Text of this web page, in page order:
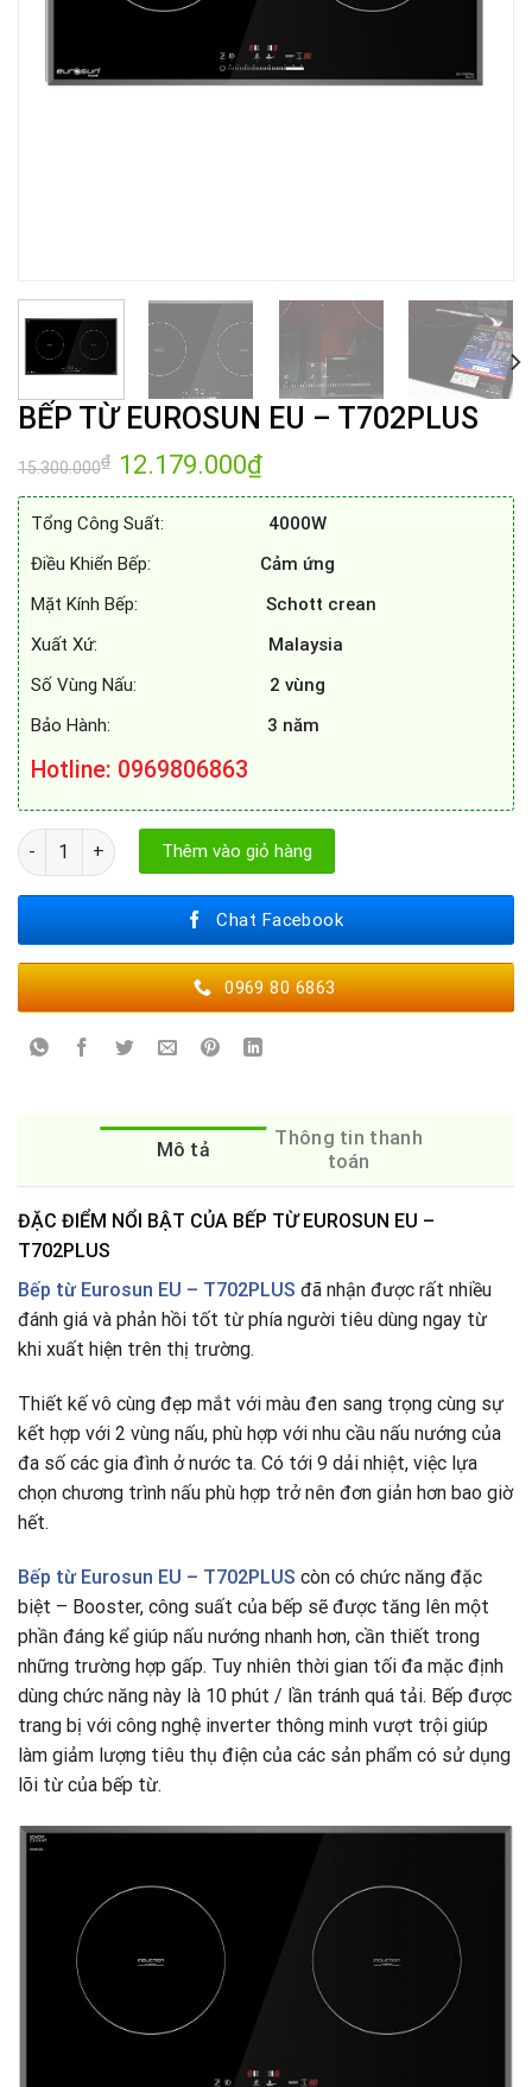
BẾP TỪ EUROSUN EU – T702PLUS
15.300.000₫ Giá
gốc
là:
15.300.000₫.
12.179.000₫Giá
tại
12.179.000₫.
Tổng Công Suất:
4000W
Điều Khiển Bếp: Cảm ứng
Mặt Kính Bếp: Schott crean
Xuất Xứ:
Malaysia
Số Vùng Nấu: 2 vùng
Bảo Hành: 3 năm
Hotline: 0969806863
BẾP TỪ EUROSUN EU - T702PLUS số lượng
Thêm vào giỏ hàng
Chat Facebook
0969 80 6863
Mô tả
Thông tin thanh
toán
ĐẶC ĐIỂM NỔI BẬT CỦA BẾP TỪ EUROSUN EU –
T702PLUS
Bếp từ Eurosun EU – T702PLUS đã nhận được rất nhiều
đánh giá và phản hồi tốt từ phía người tiêu dùng ngay từ
khi xuất hiện trên thị trường.
Thiết kế vô cùng đẹp mắt với màu đen sang trọng cùng sự
kết hợp với 2 vùng nấu, phù hợp với nhu cầu nấu nướng của
đa số các gia đình ở nước ta. Có tới 9 dải nhiệt, việc lựa
chọn chương trình nấu phù hợp trở nên đơn giản hơn bao giờ
hết.
Bếp từ Eurosun EU – T702PLUS còn có chức năng đặc
biệt – Booster, công suất của bếp sẽ được tăng lên một
phần đáng kể giúp nấu nướng nhanh hơn, cần thiết trong
những trường hợp gấp. Tuy nhiên thời gian tối đa mặc định
dùng chức năng này là 10 phút / lần tránh quá tải. Bếp được
trang bị với công nghệ inverter thông minh vượt trội giúp
làm giảm lượng tiêu thụ điện của các sản phẩm có sử dụng
lõi từ của bếp từ.